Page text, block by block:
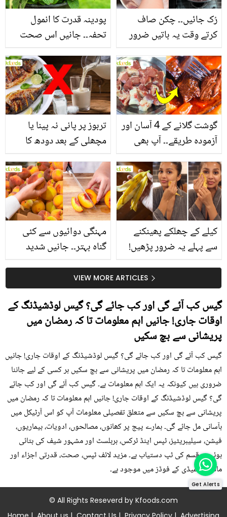
پودینہ قدرت کا انمول
تحفہ۔۔ جانیں اس صحت
انگیز طبی فوائد
رُک جائیں۔۔ چکن صاف
کرتے وقت یہ باتیں ضرور
تربوز پر پانی نہ پینا یا
مچھلی کے بعد دودھ کا
سے متعلق غلط فہمیوں کی
حقیقت کیا ہے اور افواہ
کیا؟
گوشت گلانے کے 4 آسان اور
آزمودہ طریقے۔۔ آپ بھی
بتائے راز
مہنگی دوائیوں سے کئی
گناہ بہتر۔۔ جانیں شدید
کیوں کھانا چاہیے؟
کیلے کے چھلکے پھینکنے
سے پہلے یہ ضرور پڑھیں!
سستا اور قدرتی حلVIEW MORE ARTICLES
گیس کب آئے گی اور کب جائے گی؟ گیس لوڈشیڈنگ کے
اوقات جاری! جانیں اہم معلومات تا کہ رمضان میں
پریشانی سے بچ سکیں
گیس کب آئے گی اور کب جائے گی؟ گیس لوڈشیڈنگ کے اوقات جاری! جانیں
اہم معلومات تا کہ رمضان میں پریشانی سے بچ سکیں ہر کسی کے لیے جاننا
ضروری ہیں کیونکہ یہ ایک اہم معلومات ہے۔ گیس کب آئے گی اور کب جائے
گی؟ گیس لوڈشیڈنگ کے اوقات جاری! جانیں اہم معلومات تا کہ رمضان میں
پریشانی سے بچ سکیں سے متعلق تفصیلی معلومات آپ کو اس آرٹیکل میں
بآسانی مل جائے گی۔ ہمارے پیج پر کھانوں، مصالحوں، ادویات، بیماریوں،
فیشن، سیلیبریٹیز، ٹپس اینڈ ٹرکس، ہربلسٹ اور مشہور شیف کی بتائی
ہوئی ہر قسم کی ٹپ دستیاب ہے۔ مزید لائف ٹپس، صحت، قدرتی اجزاء اور
ماڈرن ریمیڈی کے فوڈز میں موجود ہے۔
© All Rights Reseverd by Kfoods.com
Get Alerts